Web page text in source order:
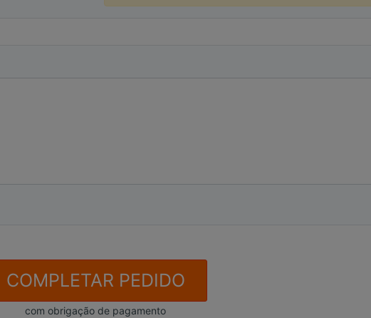
COMPLETAR PEDIDO
com obrigação de pagamento